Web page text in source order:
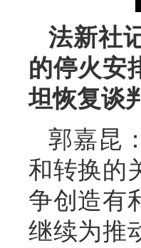
法新社
的停火安
坦恢复谈
郭嘉昆
和转换的
争创造有
继续为推